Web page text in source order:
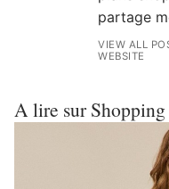
partage
VIEW ALL
WEBSITE
A lire sur